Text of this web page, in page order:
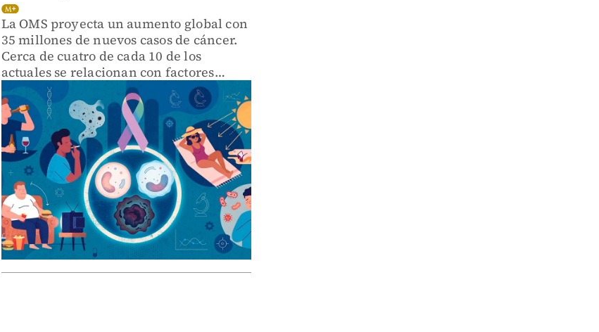
La OMS proyecta un aumento global con
35 millones de nuevos casos de cáncer.
Cerca de cuatro de cada 10 de los
actuales se relacionan con factores
modificables.